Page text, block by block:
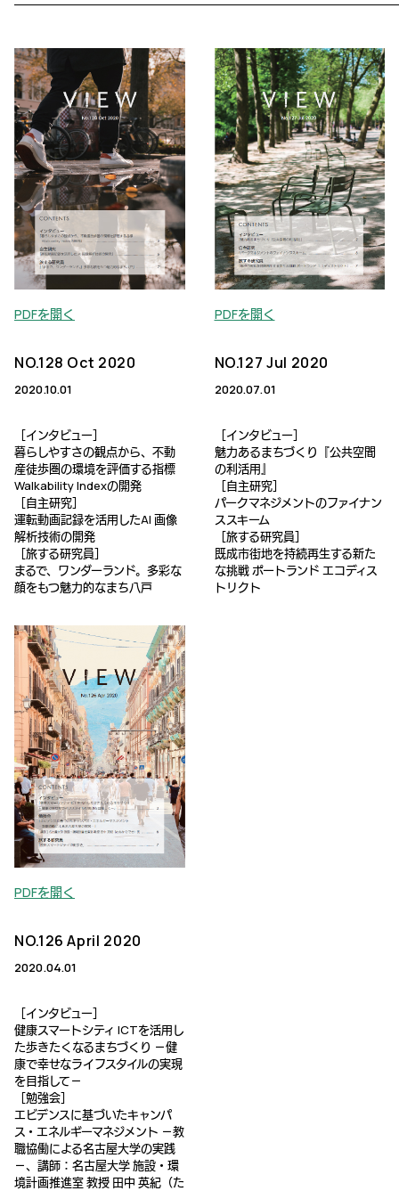
PDFを開く
NO.128 Oct 2020
2020.10.01
［インタビュー］
暮らしやすさの観点から、不動
産徒歩圏の環境を評価する指標
Walkability Indexの開発
［自主研究］
運転動画記録を活用したAI 画像
解析技術の開発
［旅する研究員］
まるで、ワンダーランド。多彩な
顔をもつ魅力的なまち八戸
PDFを開く
NO.127 Jul 2020
2020.07.01
［インタビュー］
魅力あるまちづくり『公共空間
の利活用』
［自主研究］
パークマネジメントのファイナン
ススキーム
［旅する研究員］
既成市街地を持続再生する新た
な挑戦 ポートランド エコディス
トリクト
PDFを開く
NO.126 April 2020
2020.04.01
［インタビュー］
健康スマートシティ ICTを活用し
た歩きたくなるまちづくり －健
康で幸せなライフスタイルの実現
を目指して－
［勉強会］
エビデンスに基づいたキャンパ
ス・エネルギーマネジメント －教
職協働による名古屋大学の実践
－、講師：名古屋大学 施設・環
境計画推進室 教授 田中 英紀（た